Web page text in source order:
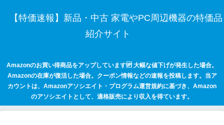
【特価速報】新品・中古 家電やPC周辺機器の特価品
紹介サイト
Amazonのお買い得商品をアップしています🆙 大幅な値下げが発生した場合。
Amazonの在庫が復活した場合。クーポン情報などの速報を投稿します。当ア
カウントは、Amazonアソシエイト・プログラム運営規約に基づき、Amazon
のアソシエイトとして、適格販売により収入を得ています。